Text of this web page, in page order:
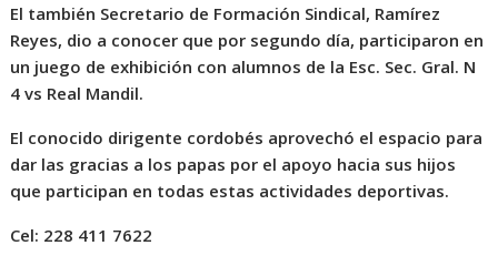
El también Secretario de Formación Sindical, Ramírez
Reyes, dio a conocer que por segundo día, participaron en
un juego de exhibición con alumnos de la Esc. Sec. Gral. N
4 vs Real Mandil.
El conocido dirigente cordobés aprovechó el espacio para
dar las gracias a los papas por el apoyo hacia sus hijos
que participan en todas estas actividades deportivas.
Cel: 228 411 7622